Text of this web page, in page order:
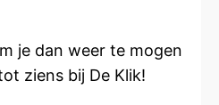
je dan weer te mogen
ziens bij De Klik!